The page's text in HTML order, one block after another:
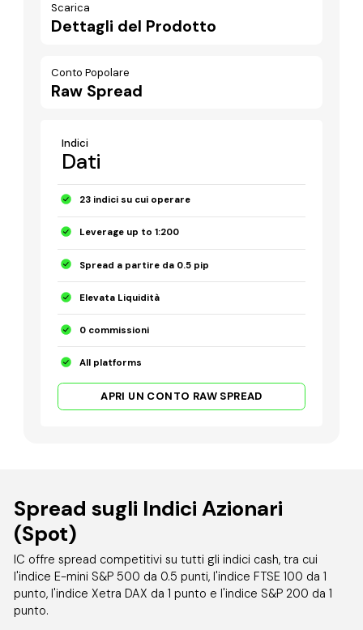
Scarica
Dettagli del Prodotto
Conto Popolare
Raw Spread
Indici
Dati
23 indici su cui operare
Leverage up to 1:200
Spread a partire da 0.5 pip
Elevata Liquidità
0 commissioni
All platforms
APRI UN CONTO RAW SPREAD
Spread sugli Indici Azionari
(Spot)
IC offre spread competitivi su tutti gli indici cash, tra cui
l'indice E-mini S&P 500 da 0.5 punti, l'indice FTSE 100 da 1
punto, l'indice Xetra DAX da 1 punto e l'indice S&P 200 da 1
punto.